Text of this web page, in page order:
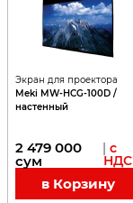
Экран для проектора
Meki MW-HCG-100D /
настенный
2 479 000
сум
| с
НДС
в Корзину